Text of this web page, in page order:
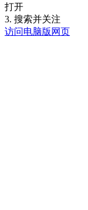
打开
3. 搜索并关注
访问电脑版网页